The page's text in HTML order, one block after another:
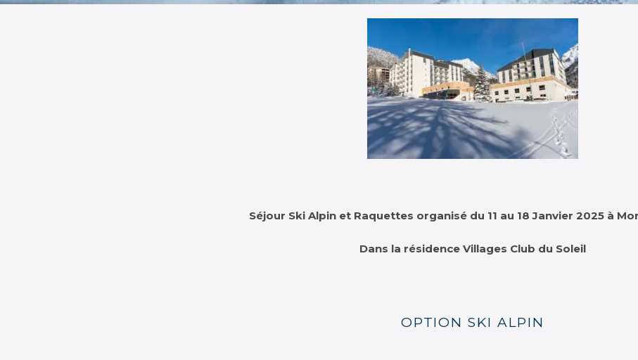
Séjour Ski Alpin et Raquettes organisé du 11 au 18 Janvier 2025 à
Dans la résidence Villages Club du Soleil
OPTION SKI ALPIN